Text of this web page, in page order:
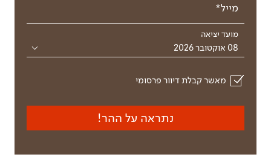
מייל*
מועד יציאה
08 אוקטובר 2026
מאשר קבלת דיוור פרסומי
נתראה על ההר!